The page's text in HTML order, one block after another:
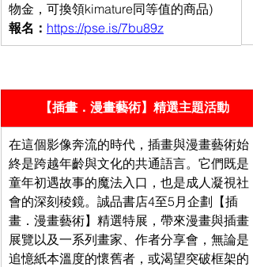
物金，可換領kimature同等值的商品)
報名： https://pse.is/7bu89z
【插畫．漫畫藝術】精選主題活動
在這個影像奔流的時代，插畫與漫畫藝術始
終是跨越年齡與文化的共通語言。它們既是
童年初遇故事的魔法入口，也是成人凝視社
會的深刻稜鏡。誠品書店4至5月企劃【插
畫．漫畫藝術】精選特展，帶來漫畫與插畫
展覽以及一系列畫家、作者分享會，無論是
追憶紙本溫度的懷舊者，或渴望突破框架的